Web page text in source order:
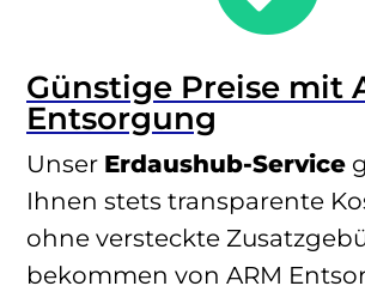
Günstige Preise mit
Entsorgung
Unser Erdaushub-Service
Ihnen stets transparente
ohne versteckte
bekommen von ARM